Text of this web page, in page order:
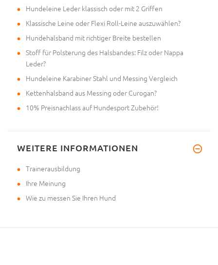
Hundeleine Leder klassisch oder mit 2 Griffen
Klassische Leine oder Flexi Roll-Leine auszuwählen?
Hundehalsband mit richtiger Breite bestellen
Stoff für Polsterung des Halsbandes: Filz oder Nappa
Leder?
Hundeleine Karabiner Stahl und Messing Vergleich
Kettenhalsband aus Messing oder Curogan?
10% Preisnachlass auf Hundesport Zubehör!
WEITERE INFORMATIONEN
Trainerausbildung
Ihre Meinung
Wie zu messen Sie Ihren Hund